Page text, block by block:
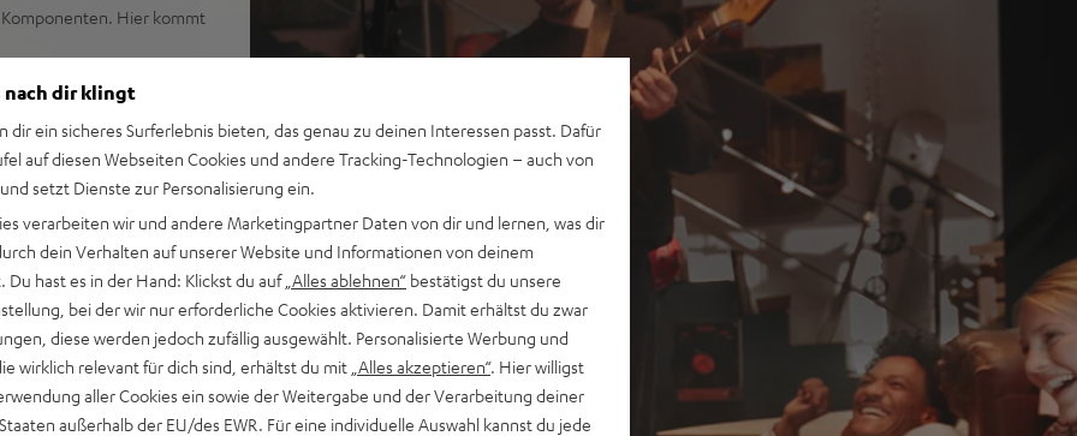
Hier kommt
>XLR Mikrofonkabel)
– spare
Kickbass bei hoher
Bestwert in dieser
für sprühende,
für sehr gute
für verzerrungsfreie
PA-Sound, sondern
nach dir klingt
dir ein sicheres Surferlebnis bieten, das genau zu deinen Interessen passt. Dafür
auf diesen Webseiten Cookies und andere Tracking-Technologien – auch von
setzt Dienste zur Personalisierung ein.
verarbeiten wir und andere Marketingpartner Daten von dir und lernen, was dir
dein Verhalten auf unserer Website und Informationen von deinem
Du hast es in der Hand: Klickst du auf „Alles ablehnen“ bestätigst du unsere
bei der wir nur erforderliche Cookies aktivieren. Damit erhältst du zwar
diese werden jedoch zufällig ausgewählt. Personalisierte Werbung und
wirklich relevant für dich sind, erhältst du mit „Alles akzeptieren“. Hier willigst
aller Cookies ein sowie der Weitergabe und der Verarbeitung deiner
außerhalb der EU/des EWR. Für eine individuelle Auswahl kannst du jede